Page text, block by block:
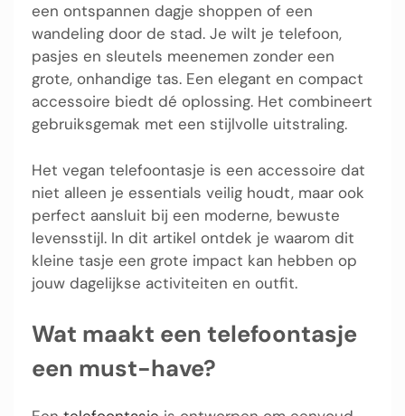
een ontspannen dagje shoppen of een
wandeling door de stad. Je wilt je telefoon,
pasjes en sleutels meenemen zonder een
grote, onhandige tas. Een elegant en compact
accessoire biedt dé oplossing. Het combineert
gebruiksgemak met een stijlvolle uitstraling.
Het vegan telefoontasje is een accessoire dat
niet alleen je essentials veilig houdt, maar ook
perfect aansluit bij een moderne, bewuste
levensstijl. In dit artikel ontdek je waarom dit
kleine tasje een grote impact kan hebben op
jouw dagelijkse activiteiten en outfit.
Wat maakt een telefoontasje
een must-have?